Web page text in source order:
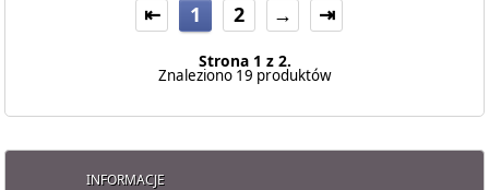
⇤ 1 2 → ⇥
Strona 1 z 2.
Znaleziono 19 produktów
INFORMACJE